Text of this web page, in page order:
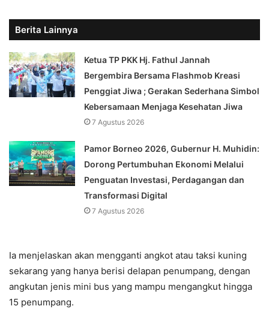
Berita Lainnya
‎Ketua TP PKK Hj. Fathul Jannah
Bergembira Bersama Flashmob Kreasi
Penggiat Jiwa ; Gerakan Sederhana Simbol
Kebersamaan Menjaga Kesehatan Jiwa
7 Agustus 2026
Pamor Borneo 2026, Gubernur H. Muhidin:
Dorong Pertumbuhan Ekonomi Melalui
Penguatan Investasi, Perdagangan dan
Transformasi Digital
7 Agustus 2026
Ia menjelaskan akan mengganti angkot atau taksi kuning
sekarang yang hanya berisi delapan penumpang, dengan
angkutan jenis mini bus yang mampu mengangkut hingga
15 penumpang.